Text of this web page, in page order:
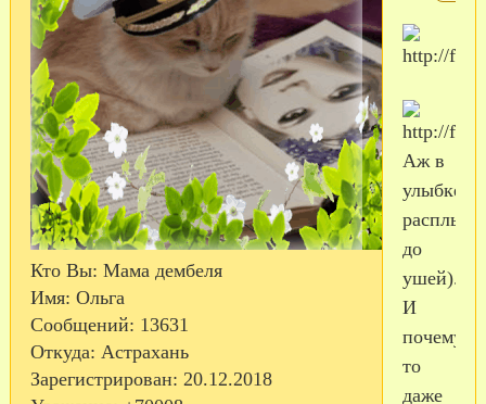
Кто Вы: Мама дембеля
Имя: Ольга
Сообщений: 13631
Откуда: Астрахань
Зарегистрирован: 20.12.2018
Аж в
улыбке
до
ушей).
И
почему-
то
даже